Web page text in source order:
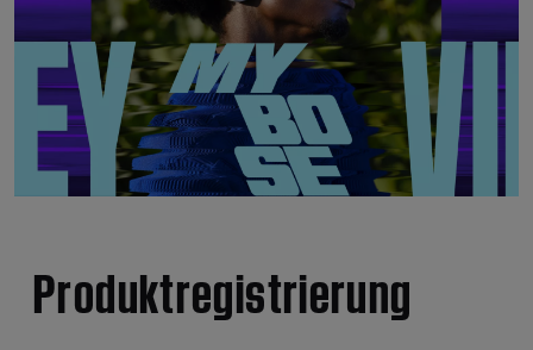
Produktregistrierung